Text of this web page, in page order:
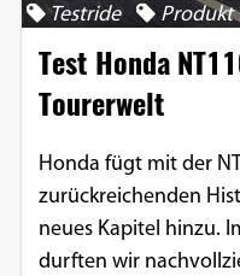
Testride Produkt
Test Honda
Tourerwelt
Honda fügt mit der
zurückreichenden
neues Kapitel hinzu.
durften wir